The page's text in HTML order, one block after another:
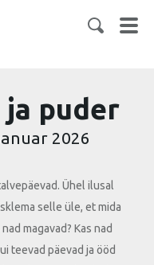
ja puder
2026
Ühel ilusal
selle üle, et mida
magavad? Kas nad
teevad päevad ja ööd